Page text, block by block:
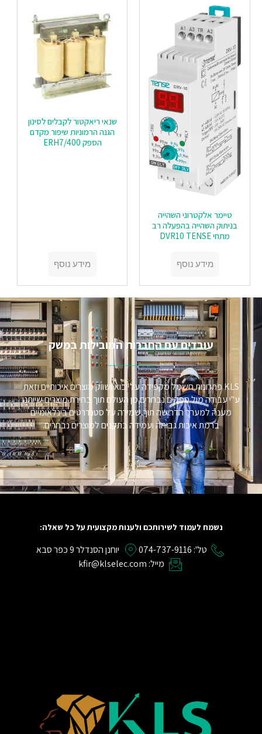
טיימר אלקטרוני השהייה
בניתוק השהייה בהפעלה רב
מתחי DVR10 TENSE
מידע נוסף
שנאי ריאקטור לקבלים לסינון
הגנה הרמוניות שיפור מקדם
הספק ERH7/400
מידע נוסף
עובדים עם החברות המובילות במשק​
KLS פתרונות חשמל מקפידה על יבוא ושווק מוצרים איכותיים וזאת
ע"י עבודה מול ספקים נבחרים מן העולם תוך בחירת מוצרים שייתנו
מענה למערך הדרישה תוך שמירה על סטנדרטים בינלאומיים
ברמת איכות גבוהה ועמידה בתקנים למוצרים נבחרים.
נשמח לעמוד לשירותכם ולענות מקצועית על כל שאלה:
טל': 074-737-9116
יוחנן הסנדלר 9 כפר סבא
מייל: kfir@klselec.com